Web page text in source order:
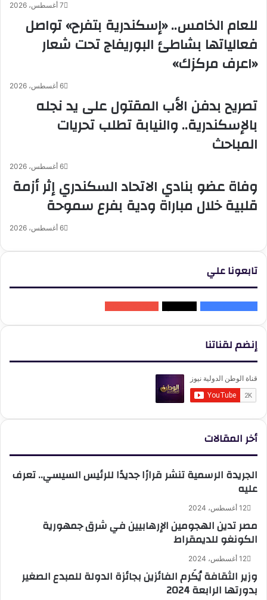
7 أغسطس، 2026
للعام الخامس.. «إسكندرية بتفرح» تواصل
فعالياتها بشاطئ البوريفاج تحت شعار
«اعرف مركزك»
6 أغسطس، 2026
تصريح بدفن الأب المقتول على يد نجله
بالإسكندرية.. والنيابة تطلب تحريات
المباحث
6 أغسطس، 2026
وفاة عضو بنادي الاتحاد السكندري إثر أزمة
قلبية خلال مباراة ودية بفرع سموحة
6 أغسطس، 2026
تابعونا علي
إنضم لقناتنا
أخر المقالات
الجريدة الرسمية تنشر قرارًا جديدًا للرئيس السيسي.. تعرف
عليه
12 أغسطس، 2024
مصر تدين الهجومين الإرهابيين في شرق جمهورية
الكونغو للديمقراط
12 أغسطس، 2024
وزير الثقافة يُكَرم الفائزين بجائزة الدولة للمبدع الصغير
بدورتها الرابعة 2024